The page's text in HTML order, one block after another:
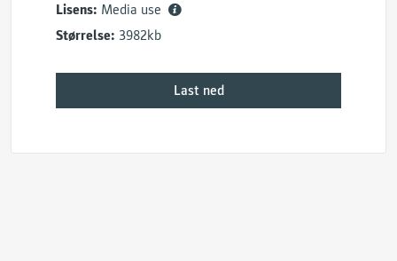
Lisens: Media use
Størrelse: 3982kb
Last ned